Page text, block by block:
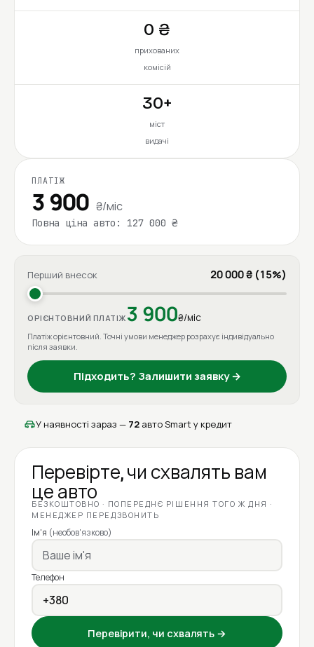
0 ₴
прихованих
комісій
30+
міст
видачі
ПЛАТІЖ
3 900 ₴/міс
Повна ціна авто: 127 000 ₴
Перший внесок 20 000 ₴ (15%)
ОРІЄНТОВНИЙ ПЛАТІЖ3 900₴/міс
Платіж орієнтовний. Точні умови менеджер розрахує індивідуально
після заявки.
Підходить? Залишити заявку →
У наявності зараз — 72 авто Smart у кредит
Перевірте, чи схвалять вам
це авто
БЕЗКОШТОВНО · ПОПЕРЕДНЄ РІШЕННЯ ТОГО Ж ДНЯ ·
МЕНЕДЖЕР ПЕРЕДЗВОНИТЬ
Ім'я (необов'язково)
Телефон
Перевірити, чи схвалять →